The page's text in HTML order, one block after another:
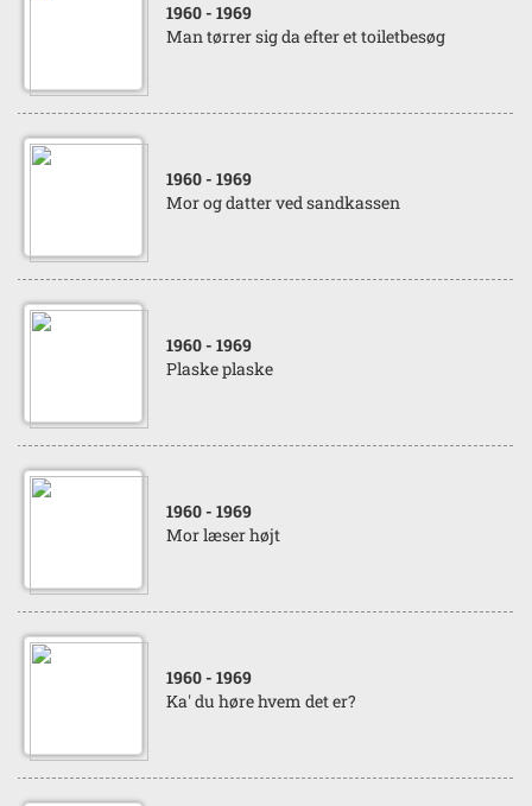
1960 - 1969
Man tørrer sig da efter et toiletbesøg
1960 - 1969
Mor og datter ved sandkassen
1960 - 1969
Plaske plaske
1960 - 1969
Mor læser højt
1960 - 1969
Ka' du høre hvem det er?